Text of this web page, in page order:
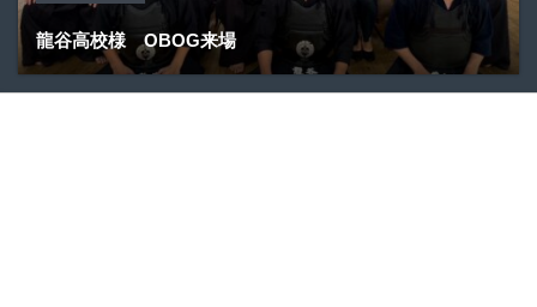
龍谷高校様 OBOG来場
広島県青春英龍館道場来場
愛知県の星城高校へ出稽古
第80回愛知県中学校総合体育大会・地区予選
第136回愛知県剣道道場連盟研修会トーナメント戦